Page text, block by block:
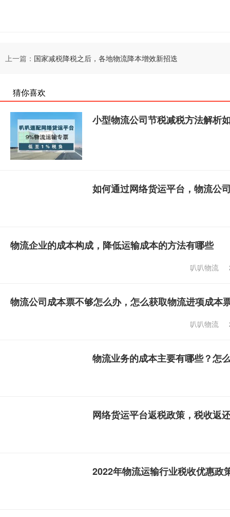
上一篇： 国家减税降税之后，各地物流降本增效新招迭
猜你喜欢
小型物流公司节税减税方法解析
如何通过网络货运平台，物流公
物流企业的成本构成，降低运输成本的方法有哪些
叭叭物流
物流公司成本票不够怎么办，怎么获取物流进项成本
叭叭物流
物流业务的成本主要有哪些？怎
网络货运平台返税政策，税收返
2022年物流运输行业税收优惠政